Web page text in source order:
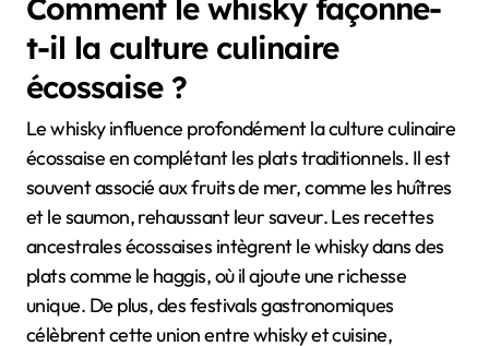
Comment le whisky façonne-
t-il la culture culinaire
écossaise ?
Le whisky influence profondément la culture culinaire
écossaise en complétant les plats traditionnels. Il est
souvent associé aux fruits de mer, comme les huîtres
et le saumon, rehaussant leur saveur. Les recettes
ancestrales écossaises intègrent le whisky dans des
plats comme le haggis, où il ajoute une richesse
unique. De plus, des festivals gastronomiques
célèbrent cette union entre whisky et cuisine,